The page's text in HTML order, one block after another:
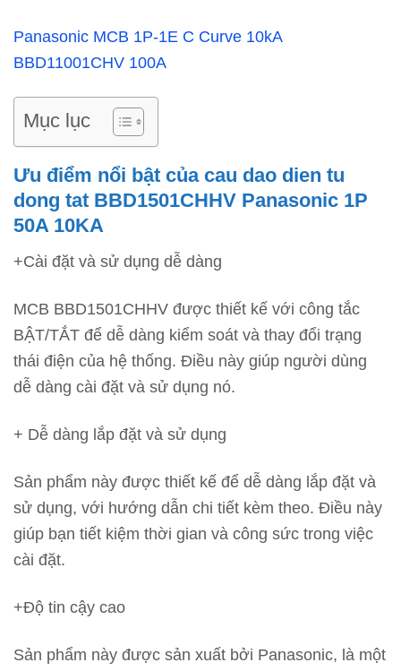
Panasonic MCB 1P-1E C Curve 10kA
BBD11001CHV 100A
Mục lục
Ưu điểm nổi bật của cau dao dien tu
dong tat BBD1501CHHV Panasonic 1P
50A 10KA
+Cài đặt và sử dụng dễ dàng
MCB BBD1501CHHV được thiết kế với công tắc
BẬT/TẮT để dễ dàng kiểm soát và thay đổi trạng
thái điện của hệ thống. Điều này giúp người dùng
dễ dàng cài đặt và sử dụng nó.
+ Dễ dàng lắp đặt và sử dụng
Sản phẩm này được thiết kế để dễ dàng lắp đặt và
sử dụng, với hướng dẫn chi tiết kèm theo. Điều này
giúp bạn tiết kiệm thời gian và công sức trong việc
cài đặt.
+Độ tin cậy cao
Sản phẩm này được sản xuất bởi Panasonic, là một